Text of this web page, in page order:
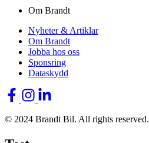
Om Brandt
Nyheter & Artiklar
Om Brandt
Jobba hos oss
Sponsring
Dataskydd
© 2024 Brandt Bil. All rights reserved.